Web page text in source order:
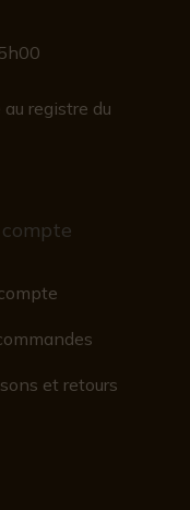
registre du
et retours